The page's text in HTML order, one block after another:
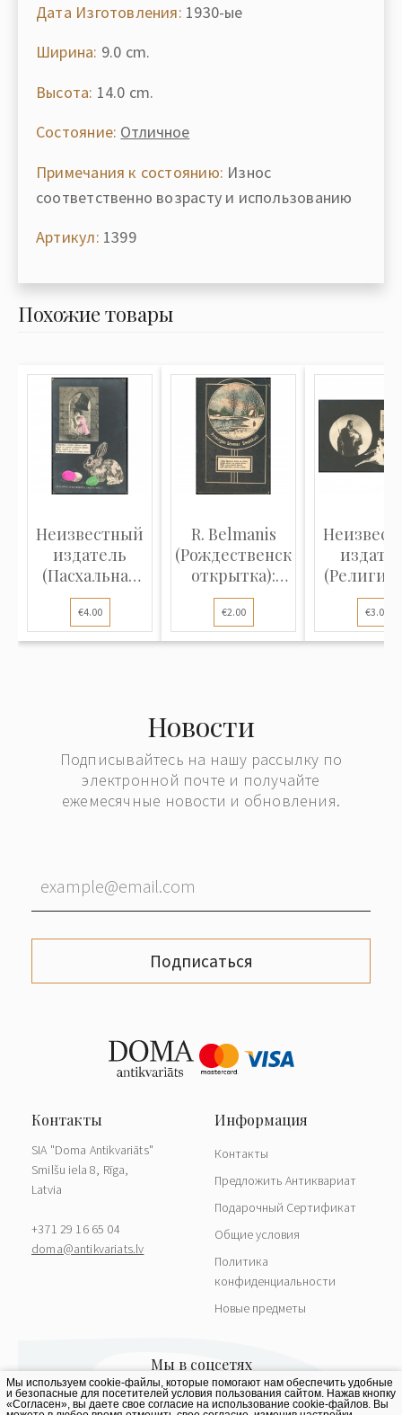
Дата Изготовления: 1930-ые
Ширина: 9.0 cm.
Высота: 14.0 cm.
Состояние: Отличное
Примечания к состоянию: Износ
соответственно возрасту и использованию
Артикул: 1399
Похожие товары
Неизвестный
издатель
(Пасхальная
открытка): Ж...
€4.00
R. Belmanis
(Рождественская
открытка):
Круглы...
€2.00 €3.00
Новости
Подписывайтесь на нашу рассылку по
электронной почте и получайте
ежемесячные новости и обновления.
Подписаться
SIA "Doma Antikvariāts"
Smilšu iela 8, Rīga,
Latvia
+371 29 16 65 04
doma@antikvariats.lv
Контакты
Предложить Антиквариат
Подарочный Сертификат
Общие условия
Политика
конфиденциальности
Новые предметы
Мы используем cookie-файлы, которые помогают нам обеспечить удобные
и безопасные для посетителей условия пользования сайтом. Нажав кнопку
«Согласен», вы даете свое согласие на использование cookie-файлов. Вы